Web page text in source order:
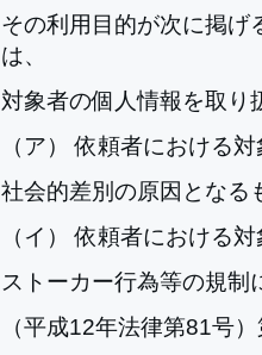
その利用目的が次に掲げ
は、
対象者の個人情報を取り
（ア） 依頼者における
社会的差別の原因となる
（イ） 依頼者における
ストーカー行為等の規制
（平成12年法律第81号